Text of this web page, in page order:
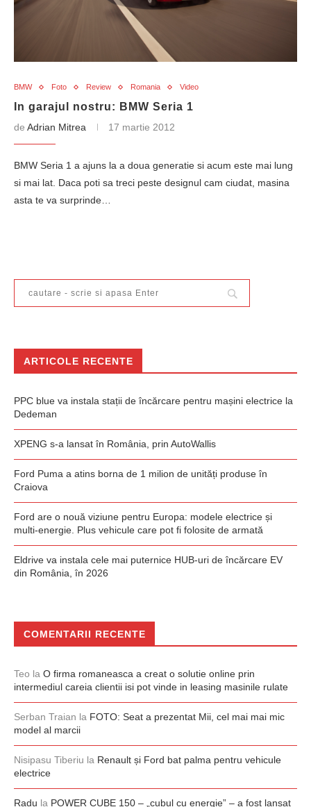
BMW Foto Review Romania Video
In garajul nostru: BMW Seria 1
de Adrian Mitrea 17 martie 2012
BMW Seria 1 a ajuns la a doua generatie si acum este mai lung
si mai lat. Daca poti sa treci peste designul cam ciudat, masina
asta te va surprinde…
ARTICOLE RECENTE
PPC blue va instala stații de încărcare pentru mașini electrice la
Dedeman
XPENG s-a lansat în România, prin AutoWallis
Ford Puma a atins borna de 1 milion de unități produse în
Craiova
Ford are o nouă viziune pentru Europa: modele electrice și
multi-energie. Plus vehicule care pot fi folosite de armată
Eldrive va instala cele mai puternice HUB-uri de încărcare EV
din România, în 2026
COMENTARII RECENTE
Teo la O firma romaneasca a creat o solutie online prin
intermediul careia clientii isi pot vinde in leasing masinile rulate
Serban Traian la FOTO: Seat a prezentat Mii, cel mai mai mic
model al marcii
Nisipasu Tiberiu la Renault și Ford bat palma pentru vehicule
electrice
Radu la POWER CUBE 150 – „cubul cu energie” – a fost lansat